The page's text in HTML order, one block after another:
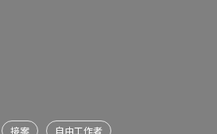
接案 自由工作者